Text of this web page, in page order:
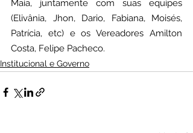
Maia, juntamente com suas equipes
(Elivânia, Jhon, Dario, Fabiana, Moisés,
Patrícia, etc) e os Vereadores Amilton
Costa, Felipe Pacheco.
Institucional e Governo